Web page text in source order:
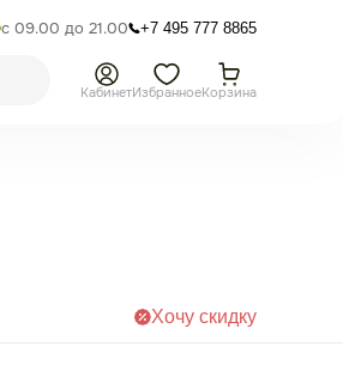
с 09.00 до 21.00 +7 495 777 8865
КабинетИзбранноеКорзина
Хочу скидку